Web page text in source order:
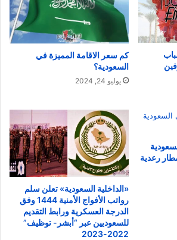
كم سعر الاقامة المميزة في
السعودية؟
يوليو 24, 2024
2022/12/07 أمطار رعدية
«الداخلية السعودية» تعلن سلم
رواتب الأفواج الأمنية 1444 وفق
الدرجة العسكرية ورابط التقديم
للسعوديين عبر “أبشر- توظيف”
2022-2023